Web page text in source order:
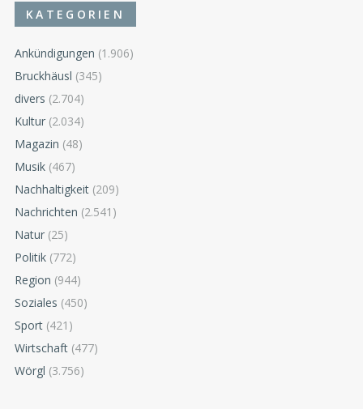
KATEGORIEN
Ankündigungen (1.906)
Bruckhäusl (345)
divers (2.704)
Kultur (2.034)
Magazin (48)
Musik (467)
Nachhaltigkeit (209)
Nachrichten (2.541)
Natur (25)
Politik (772)
Region (944)
Soziales (450)
Sport (421)
Wirtschaft (477)
Wörgl (3.756)